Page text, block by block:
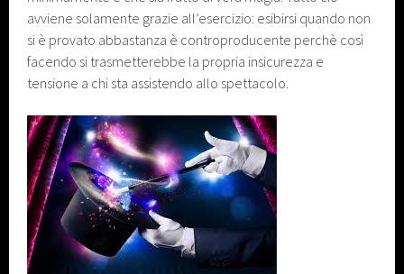
avviene solamente grazie all’esercizio: esibirsi quando non
si è provato abbastanza è controproducente perchè così
facendo si trasmetterebbe la propria insicurezza e
tensione a chi sta assistendo allo spettacolo.